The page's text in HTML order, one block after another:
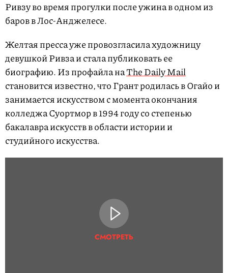
Ривзу во время прогулки после ужина в одном из
баров в Лос-Анджелесе.
Желтая пресса уже провозгласила художницу
девушкой Ривза и стала публиковать ее
биографию. Из профайла наThe Daily Mail
становится известно, что Грант родилась в Огайо и
занимается искусством с момента окончания
колледжа Суортмор в 1994 году со степенью
бакалавра искусств в области истории и
студийного искусства.
СМОТРЕТЬ